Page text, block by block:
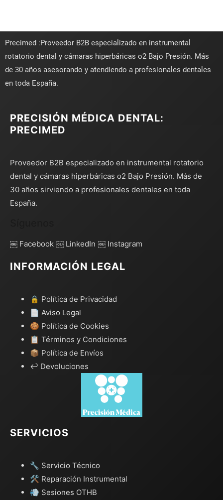
Precimed :Proveedor B2B especializado en instrumental
rotatorio dental y cámaras hiperbáricas o2 Bajo Presión. Más
de 30 años asesorando y atendiendo a profesionales dentales
en toda España.
PRECISIÓN MÉDICA DENTAL:
PRECIMED
Proveedor B2B especializado en instrumental rotatorio
dental y cámaras hiperbáricas o2 Bajo Presión. Más de
30 años sirviendo a profesionales dentales en toda
España.
￼ Facebook ￼ LinkedIn ￼ Instagram
INFORMACIÓN LEGAL
🔒 Política de Privacidad
📄 Aviso Legal
🍪 Política de Cookies
📋 Términos y Condiciones
📦 Política de Envíos
↩️ Devoluciones
SERVICIOS
🔧 Servicio Técnico
🛠️ Reparación Instrumental
💨 Sesiones OTHB